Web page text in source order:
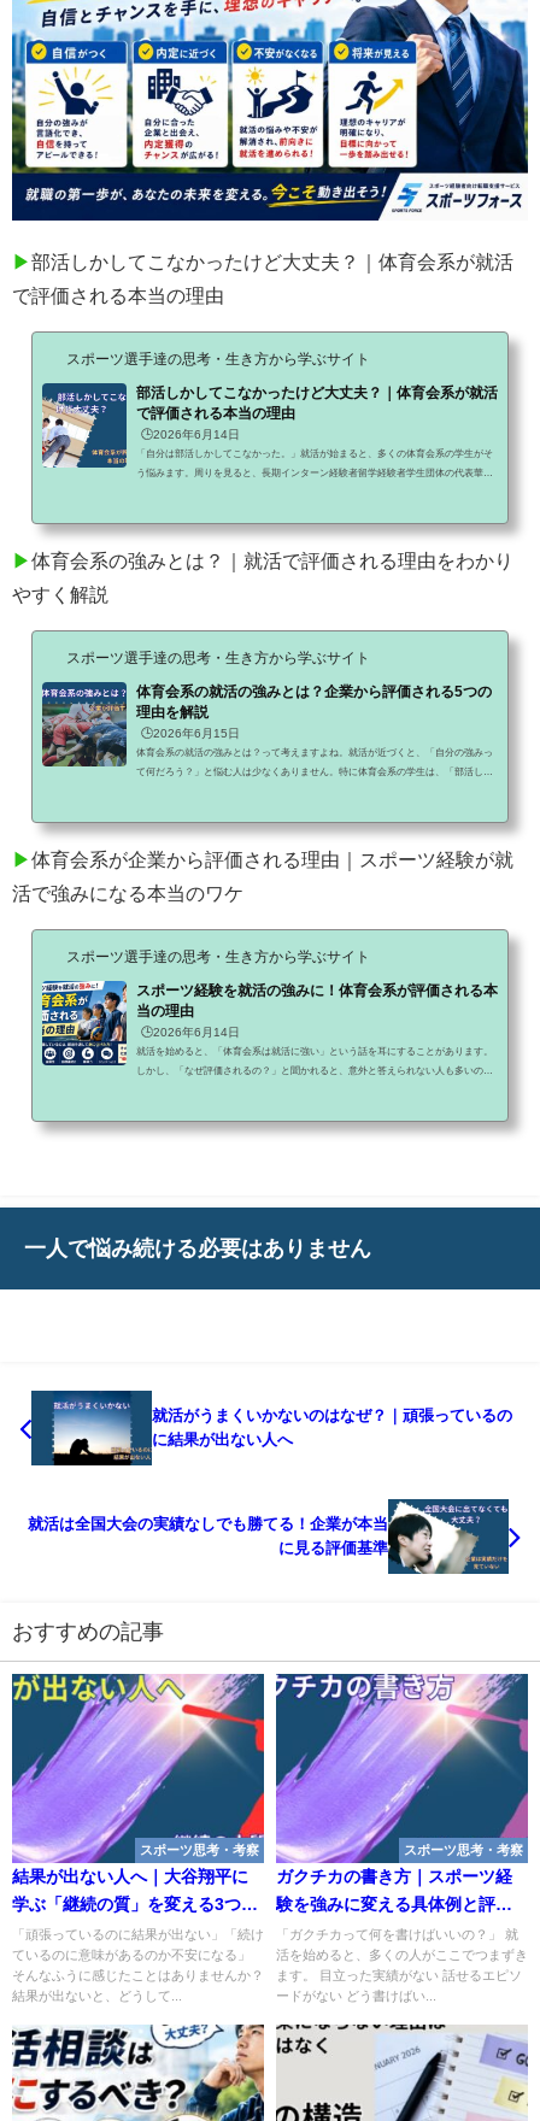
▶部活しかしてこなかったけど大丈夫？｜体育会系が就活
で評価される本当の理由
スポーツ選手達の思考・生き方から学ぶサイト
部活しかしてこなかったけど大丈夫？｜体育会系が就活
で評価される本当の理由
🕒️2026年6月14日
「自分は部活しかしてこなかった。」就活が始まると、多くの体育会系の学生がそ
う悩みます。周りを見ると、長期インターン経験者留学経験者学生団体の代表華や
人が就活で評価される理由についてお話します。「部活しかしてこなかった」は本
当に弱みなのかまず知ってほしいことがあります。部活し...
▶体育会系の強みとは？｜就活で評価される理由をわかり
やすく解説
スポーツ選手達の思考・生き方から学ぶサイト
体育会系の就活の強みとは？企業から評価される5つの
理由を解説
🕒️2026年6月15日
体育会系の就活の強みとは？って考えますよね。就活が近づくと、「自分の強みっ
て何だろう？」と悩む人は少なくありません。特に体育会系の学生は、「部活しか
育会系の強みについてわかりやすく解説します。現在まで220記事以上を執筆し、体
育会系学生向けの情報を発信しています。結論から言うと...
▶体育会系が企業から評価される理由｜スポーツ経験が就
活で強みになる本当のワケ
スポーツ選手達の思考・生き方から学ぶサイト
スポーツ経験を就活の強みに！体育会系が評価される本
当の理由
🕒️2026年6月14日
就活を始めると、「体育会系は就活に強い」という話を耳にすることがあります。
しかし、「なぜ評価されるの？」と聞かれると、意外と答えられない人も多いので
一人で悩み続ける必要はありません
就活がうまくいかないのはなぜ？｜頑張っているの
に結果が出ない人へ
就活は全国大会の実績なしでも勝てる！企業が本当
に見る評価基準
おすすめの記事
スポーツ思考・考察
結果が出ない人へ｜大谷翔平に
学ぶ「継続の質」を変える3つの
行動
「頑張っているのに結果が出ない」「続け
ているのに意味があるのか不安になる」
そんなふうに感じたことはありませんか？
結果が出ないと、どうして...
スポーツ思考・考察
ガクチカの書き方｜スポーツ経
験を強みに変える具体例と評価
されるポイント
「ガクチカって何を書けばいいの？」 就
活を始めると、多くの人がここでつまずき
ます。 目立った実績がない 話せるエピソ
ードがない どう書けばい...